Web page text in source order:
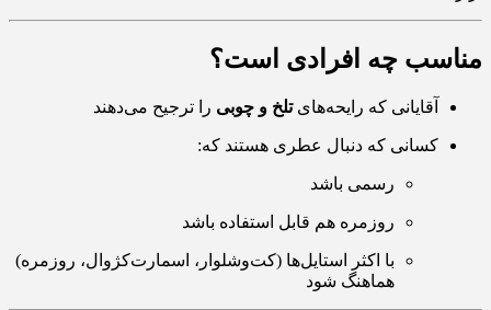
مناسب چه افرادی است؟
آقایانی که رایحه‌هایتلخ و چوبی را ترجیح می‌دهند
کسانی که دنبال عطری هستند که:
رسمی باشد
روزمره هم قابل استفاده باشد
با اکثر استایل‌ها (کت‌وشلوار، اسمارت‌کژوال، روزمره)
هماهنگ شود